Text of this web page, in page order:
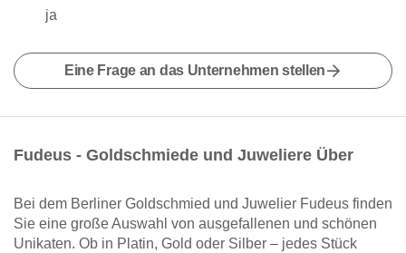
ja
Eine Frage an das Unternehmen stellen
Fudeus - Goldschmiede und Juweliere Über
Bei dem Berliner Goldschmied und Juwelier Fudeus finden
Sie eine große Auswahl von ausgefallenen und schönen
Unikaten. Ob in Platin, Gold oder Silber – jedes Stück